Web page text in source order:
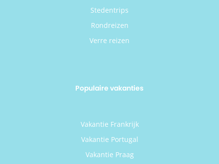
Stedentrips
Rondreizen
Verre reizen
Populaire vakanties
Vakantie Frankrijk
Vakantie Portugal
Vakantie Praag